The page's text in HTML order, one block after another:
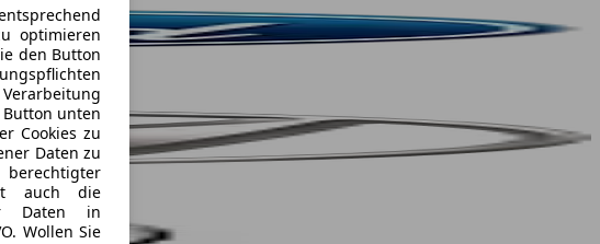
optimieren
den Button
unten
Cookies zu
Daten zu
auch die
Daten in
Wollen Sie